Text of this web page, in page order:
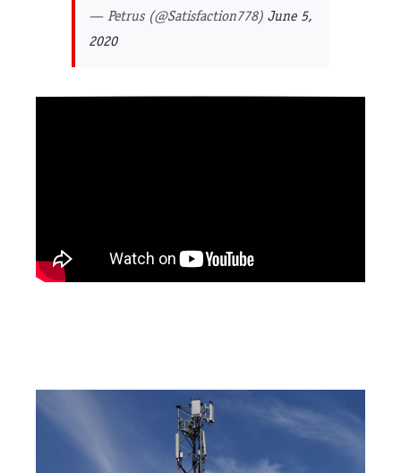
— Petrus (@Satisfaction778) June 5,
2020